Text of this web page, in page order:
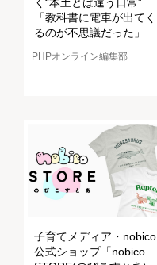
「教科書に電車が出てく
るのが不思議だった」
PHPオンライン編集部
子育てメディア・nobico
公式ショップ「nobico